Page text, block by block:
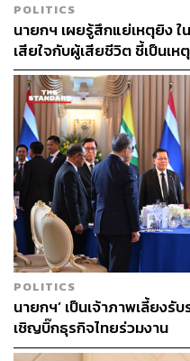
POLITICS
นายกฯ เผยรู้สึกแย่เหตุยิง
เสียใจกับผู้เสียชีวิต ชี้เป็นเ
ครอบครองปืน
POLITICS
นายกฯ’ เป็นเจ้าภาพเลี้ยงรั
เชิญบิ๊กธุรกิจไทยร่วมงาน